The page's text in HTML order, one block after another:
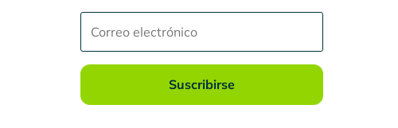
Suscribirse